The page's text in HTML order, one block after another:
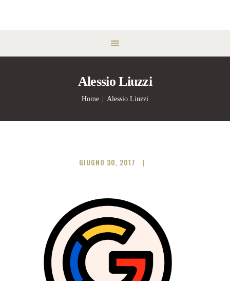
Alessio Liuzzi
Home Alessio Liuzzi
GIUGNO 30, 2017